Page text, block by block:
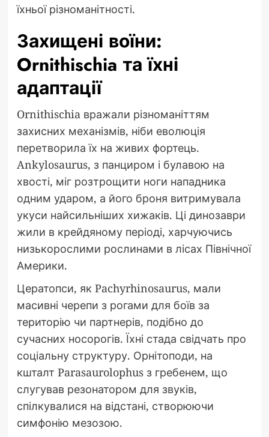
їхньої різноманітності.
Захищені воїни:
Ornithischia та їхні
адаптації
Ornithischia вражали різноманіттям
захисних механізмів, ніби еволюція
перетворила їх на живих фортець.
Ankylosaurus, з панциром і булавою на
хвості, міг розтрощити ноги нападника
одним ударом, а його броня витримувала
укуси найсильніших хижаків. Ці динозаври
жили в крейдяному періоді, харчуючись
низькорослими рослинами в лісах Північної
Америки.
Цератопси, як Pachyrhinosaurus, мали
масивні черепи з рогами для боїв за
територію чи партнерів, подібно до
сучасних носорогів. Їхні стада свідчать про
соціальну структуру. Орнітоподи, на
кшталт Parasaurolophus з гребенем, що
слугував резонатором для звуків,
спілкувалися на відстані, створюючи
симфонію мезозою.